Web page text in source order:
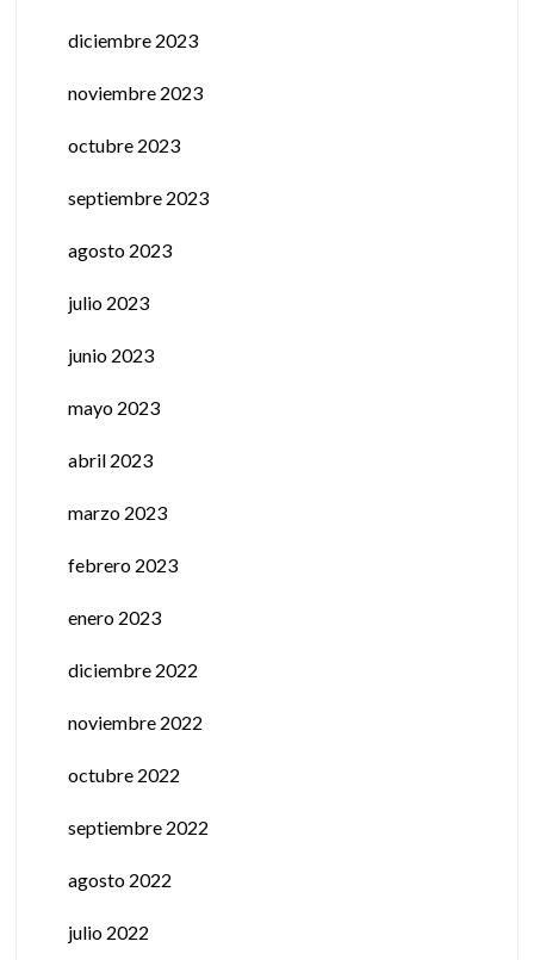
diciembre 2023
noviembre 2023
octubre 2023
septiembre 2023
agosto 2023
julio 2023
junio 2023
mayo 2023
abril 2023
marzo 2023
febrero 2023
enero 2023
diciembre 2022
noviembre 2022
octubre 2022
septiembre 2022
agosto 2022
julio 2022